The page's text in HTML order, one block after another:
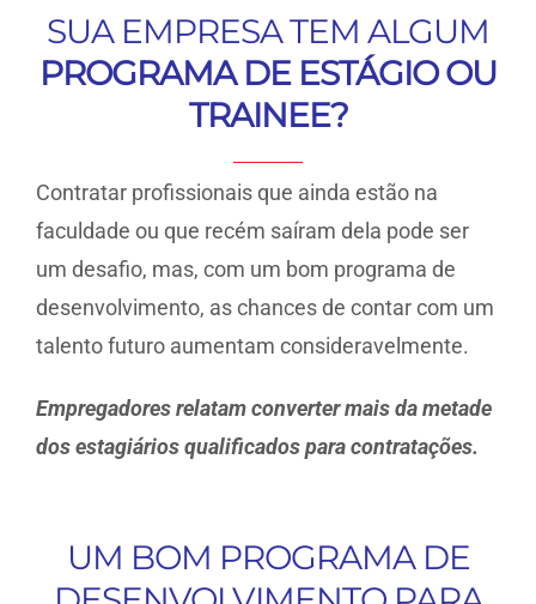
SUA EMPRESA TEM ALGUM
PROGRAMA DE ESTÁGIO OU
TRAINEE?
Contratar profissionais que ainda estão na
faculdade ou que recém saíram dela pode ser
um desafio, mas, com um bom programa de
desenvolvimento, as chances de contar com um
talento futuro aumentam consideravelmente.
Empregadores relatam converter mais da metade
dos estagiários qualificados para contratações.
UM BOM PROGRAMA DE